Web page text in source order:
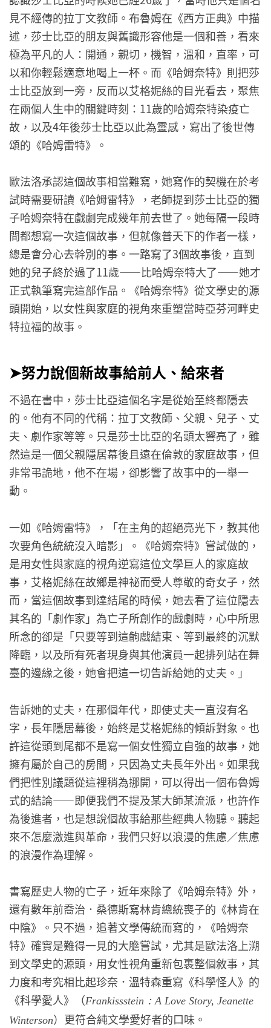
見不經傳的拉丁文教師。布魯姆在《西方正典》中描
述，莎士比亞的朋友與舊識形容他是一個和善，看來
極為平凡的人：開通，親切，機智，溫和，直率，可
以和你輕鬆適意地喝上一杯。而《哈姆奈特》則把莎
士比亞放到一旁，反而以艾格妮絲的目光看去，聚焦
在兩個人生中的關鍵時刻：11歲的哈姆奈特染疫亡
故，以及4年後莎士比亞以此為靈感，寫出了後世傳
頌的《哈姆雷特》。
歐法洛承認這個故事相當難寫，她寫作的契機在於考
試時需要研讀《哈姆雷特》，老師提到莎士比亞的獨
子哈姆奈特在戲劇完成幾年前去世了。她每隔一段時
間都想寫一次這個故事，但就像普天下的作者一樣，
總是會分心去幹別的事。一路寫了3個故事後，直到
她的兒子終於過了11歲——比哈姆奈特大了——她才
正式執筆寫完這部作品。《哈姆奈特》從文學史的源
頭開始，以女性與家庭的視角來重塑當時亞芬河畔史
特拉福的故事。
➤努力說個新故事給前人、給來者
不過在書中，莎士比亞這個名字是從始至終都隱去
的。他有不同的代稱：拉丁文教師、父親、兒子、丈
夫、劇作家等等。只是莎士比亞的名頭太響亮了，雖
然這是一個父親隱居幕後且遠在倫敦的家庭故事，但
非常弔詭地，他不在場，卻影響了故事中的一舉一
動。
一如《哈姆雷特》，「在主角的超絕亮光下，教其他
次要角色統統沒入暗影」。《哈姆奈特》嘗試做的，
是用女性與家庭的視角逆寫這位文學巨人的家庭故
事，艾格妮絲在故鄉是神祕而受人尊敬的奇女子，然
而，當這個故事到達結尾的時候，她去看了這位隱去
其名的「劇作家」為亡子所創作的戲劇時，心中所思
所念的卻是「只要等到這齣戲結束、等到最終的沉默
降臨，以及所有死者現身與其他演員一起排列站在舞
臺的邊緣之後，她會把這一切告訴給她的丈夫。」
告訴她的丈夫，在那個年代，即使丈夫一直沒有名
字，長年隱居幕後，始終是艾格妮絲的傾訴對象。也
許這從頭到尾都不是寫一個女性獨立自強的故事，她
擁有屬於自己的房間，只因為丈夫長年外出。如果我
們把性別議題從這裡稍為挪開，可以得出一個布魯姆
式的結論——即便我們不提及某大師某流派，也許作
為後進者，也是想說個故事給那些經典人物聽。聽起
來不怎麼激進與革命，我們只好以浪漫的焦慮／焦慮
的浪漫作為理解。
書寫歷史人物的亡子，近年來除了《哈姆奈特》外，
還有數年前喬治．桑德斯寫林肯總統喪子的《林肯在
中陰》。只不過，追著文學傳統而寫的，《哈姆奈
特》確實是難得一見的大膽嘗試，尤其是歐法洛上溯
到文學史的源頭，用女性視角重新包裹整個敘事，其
力度和考究相比起珍奈．溫特森重寫《科學怪人》的
《科學愛人》（Frankissstein：A Love Story, Jeanette
Winterson）更符合純文學愛好者的口味。